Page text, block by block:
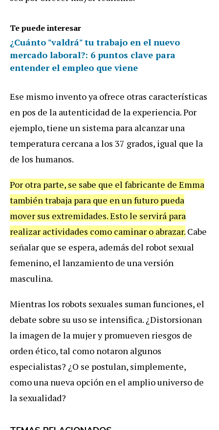
Te puede interesar
¿Cuánto "valdrá" tu trabajo en el nuevo
mercado laboral?: 6 puntos clave para
entender el empleo que viene
Ese mismo invento ya ofrece otras características
en pos de la autenticidad de la experiencia. Por
ejemplo, tiene un sistema para alcanzar una
temperatura cercana a los 37 grados, igual que la
de los humanos.
Por otra parte, se sabe que el fabricante de Emma
también trabaja para que en un futuro pueda
mover sus extremidades. Esto le servirá para
realizar actividades como caminar o abrazar. Cabe
señalar que se espera, además del robot sexual
femenino, el lanzamiento de una versión
masculina.
Mientras los robots sexuales suman funciones, el
debate sobre su uso se intensifica. ¿Distorsionan
la imagen de la mujer y promueven riesgos de
orden ético, tal como notaron algunos
especialistas? ¿O se postulan, simplemente,
como una nueva opción en el amplio universo de
la sexualidad?